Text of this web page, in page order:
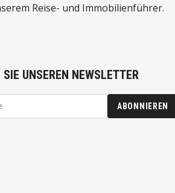
Reise- und Immobilienführer.
UNSEREN NEWSLETTER
ABONNIEREN